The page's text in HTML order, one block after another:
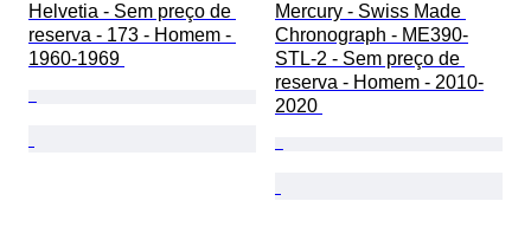
Helvetia - Sem preço de
reserva - 173 - Homem -
1960-1969
Mercury - Swiss Made
Chronograph - ME390-
STL-2 - Sem preço de
reserva - Homem - 2010-
2020